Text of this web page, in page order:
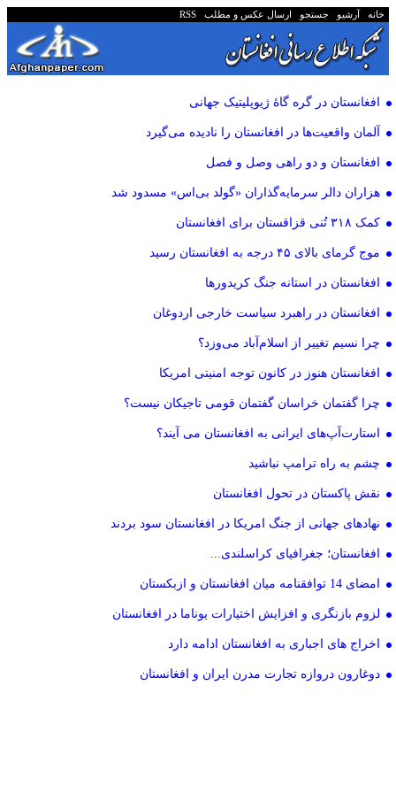
خانه آرشیو جستجو ارسال عکس و مطلب RSS
افغانستان در گره گاۀ ژیوپلیتیک جهانی
آلمان واقعیت‌ها در افغانستان را نادیده می‌گیرد
افغانستان و دو راهی وصل و فصل
هزاران دالر سرمایه‌گذاران «گولد بی‌اس» مسدود شد
کمک ۳۱۸ تُنی قزاقستان برای افغانستان
موج گرمای بالای ۴۵ درجه به افغانستان رسید
افغانستان در استانه جنگ کریدورها
افغانستان در راهبرد سیاست خارجی اردوغان
چرا نسیم تغییر از اسلام‌آباد می‌وزد؟
افغانستان هنوز در کانون توجه امنیتی امریکا
چرا گفتمان خراسان گفتمان قومی تاجیکان نیست؟
استارت‌آپ‌های ایرانی به افغانستان می آیند؟
چشم به راه ترامپ نباشید
نقش پاکستان در تحول افغانستان
نهادهای جهانی از جنگ امریکا در افغانستان سود بردند
افغانستان؛ جغرافیای کراسلندی...
امضای 14 توافقنامه میان افغانستان و ازبکستان
لزوم بازنگری و افزایش اختیارات یوناما در افغانستان
اخراج های اجباری به افغانستان ادامه دارد
دوغارون دروازه تجارت مدرن ایران و افغانستان